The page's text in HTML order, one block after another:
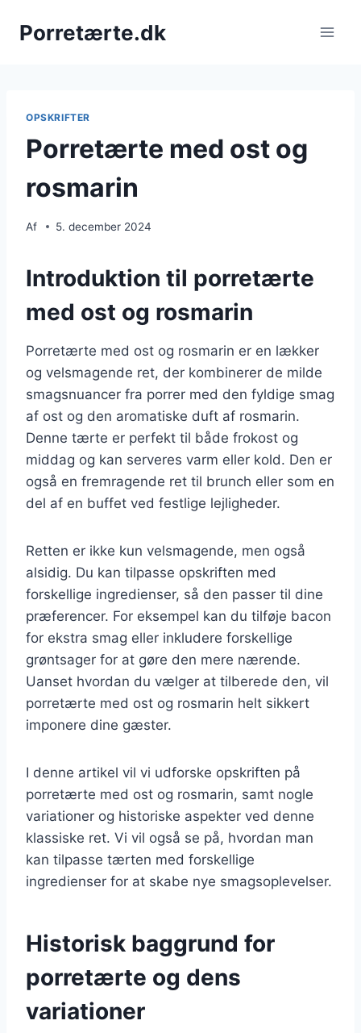
Porretærte.dk
OPSKRIFTER
Porretærte med ost og
rosmarin
Af 5. december 2024
Introduktion til porretærte
med ost og rosmarin
Porretærte med ost og rosmarin er en lækker
og velsmagende ret, der kombinerer de milde
smagsnuancer fra porrer med den fyldige smag
af ost og den aromatiske duft af rosmarin.
Denne tærte er perfekt til både frokost og
middag og kan serveres varm eller kold. Den er
også en fremragende ret til brunch eller som en
del af en buffet ved festlige lejligheder.
Retten er ikke kun velsmagende, men også
alsidig. Du kan tilpasse opskriften med
forskellige ingredienser, så den passer til dine
præferencer. For eksempel kan du tilføje bacon
for ekstra smag eller inkludere forskellige
grøntsager for at gøre den mere nærende.
Uanset hvordan du vælger at tilberede den, vil
porretærte med ost og rosmarin helt sikkert
imponere dine gæster.
I denne artikel vil vi udforske opskriften på
porretærte med ost og rosmarin, samt nogle
variationer og historiske aspekter ved denne
klassiske ret. Vi vil også se på, hvordan man
kan tilpasse tærten med forskellige
ingredienser for at skabe nye smagsoplevelser.
Historisk baggrund for
porretærte og dens
variationer